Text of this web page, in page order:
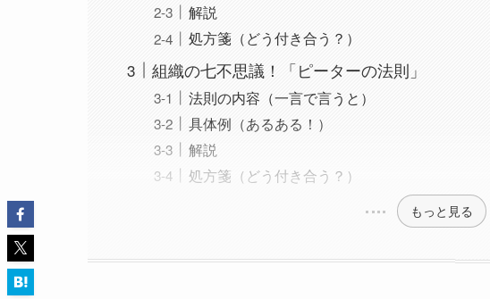
解説
処方箋（どう付き合う？）
組織の七不思議！「ピーターの法則」
法則の内容（一言で言うと）
具体例（あるある！）
解説
処方箋（どう付き合う？）
もっと見る